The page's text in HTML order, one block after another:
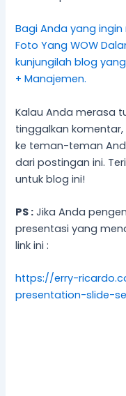
Bagi Anda yang
Foto Yang WOW
kunjungilah blog
+ Manajemen.
Kalau Anda merasa
tinggalkan
ke teman-teman
dari postingan ini.
untuk blog ini!
PS : Jika Anda
presentasi yang
link ini :
https://erry-
presentation-slide-